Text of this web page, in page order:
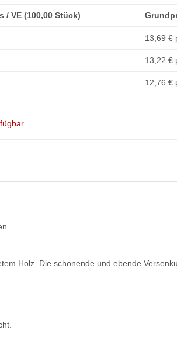
/ VE (100,00 Stück)
13,69 €
13,22 €
12,76 €
Holz. Die schonende und ebende